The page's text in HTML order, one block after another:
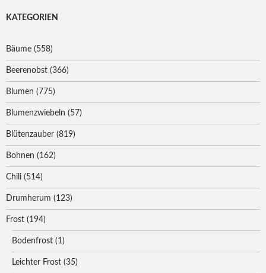
KATEGORIEN
Bäume (558)
Beerenobst (366)
Blumen (775)
Blumenzwiebeln (57)
Blütenzauber (819)
Bohnen (162)
Chili (514)
Drumherum (123)
Frost (194)
Bodenfrost (1)
Leichter Frost (35)